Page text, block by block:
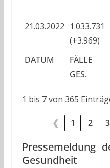
21.03.2022 1.033.731
(+3.969)
DATUM
FÄLLE
GES.
1 bis 7 von 365
❮ 1 2 3
Pressemeldung
Gesundheit